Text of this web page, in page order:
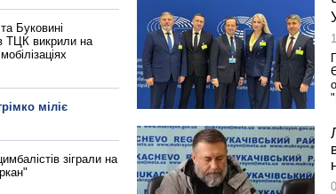
Буковині
ТЦК викрили на
міліє
зіграли на